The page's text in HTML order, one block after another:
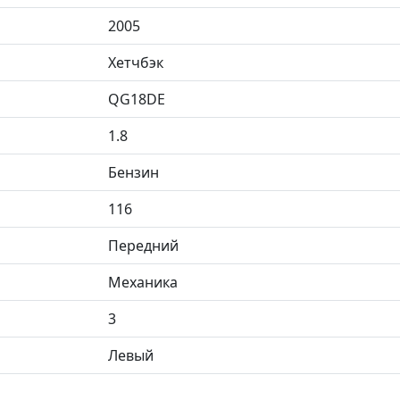
2005
Хетчбэк
QG18DE
1.8
Бензин
116
Передний
Механика
3
Левый